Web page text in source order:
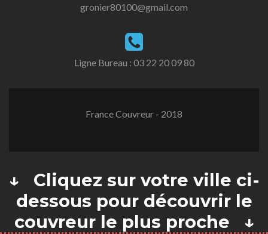
gronier80100@gmail.com
Ligne Bureau : 03 22 20 09 80
France Couvreur - 2018
↓ Cliquez sur votre ville ci-
dessous pour découvrir le
couvreur le plus proche ↓